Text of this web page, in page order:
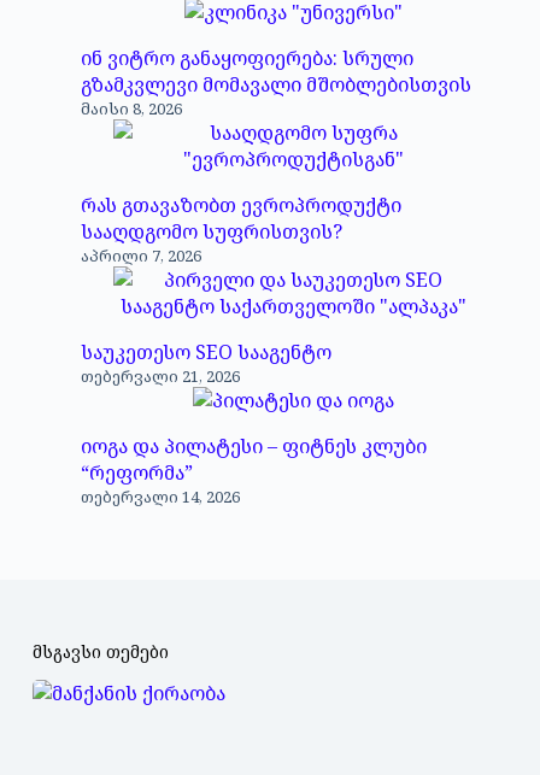
ინ ვიტრო განაყოფიერება: სრული
გზამკვლევი მომავალი მშობლებისთვის
მაისი 8, 2026
რას გთავაზობთ ევროპროდუქტი
სააღდგომო სუფრისთვის?
აპრილი 7, 2026
საუკეთესო SEO სააგენტო
თებერვალი 21, 2026
იოგა და პილატესი – ფიტნეს კლუბი
“რეფორმა”
თებერვალი 14, 2026
მსგავსი თემები